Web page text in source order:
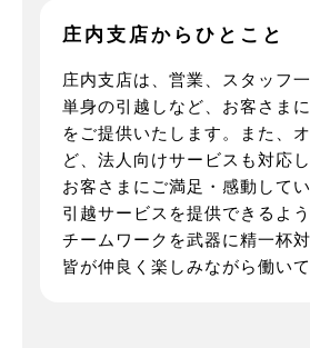
庄内支店からひとこと
庄内支店は、営業、スタッフ
単身の引越しなど、お客さま
をご提供いたします。また、
ど、法人向けサービスも対応し
お客さまにご満足・感動して
引越サービスを提供できるよ
チームワークを武器に精一杯
皆が仲良く楽しみながら働いて